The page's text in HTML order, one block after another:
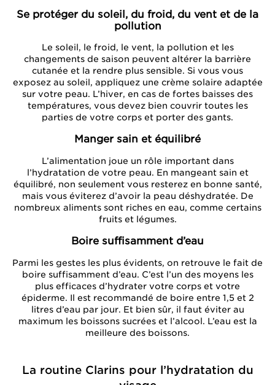
Se protéger du soleil, du froid, du vent et de la
pollution
Le soleil, le froid, le vent, la pollution et les
changements de saison peuvent altérer la barrière
cutanée et la rendre plus sensible. Si vous vous
exposez au soleil, appliquez une crème solaire adaptée
sur votre peau. L’hiver, en cas de fortes baisses des
températures, vous devez bien couvrir toutes les
parties de votre corps et porter des gants.
Manger sain et équilibré
L’alimentation joue un rôle important dans
l’hydratation de votre peau. En mangeant sain et
équilibré, non seulement vous resterez en bonne santé,
mais vous éviterez d’avoir la peau déshydratée. De
nombreux aliments sont riches en eau, comme certains
fruits et légumes.
Boire suffisamment d’eau
Parmi les gestes les plus évidents, on retrouve le fait de
boire suffisamment d’eau. C’est l’un des moyens les
plus efficaces d’hydrater votre corps et votre
épiderme. Il est recommandé de boire entre 1,5 et 2
litres d’eau par jour. Et bien sûr, il faut éviter au
maximum les boissons sucrées et l’alcool. L’eau est la
meilleure des boissons.
La routine Clarins pour l’hydratation du